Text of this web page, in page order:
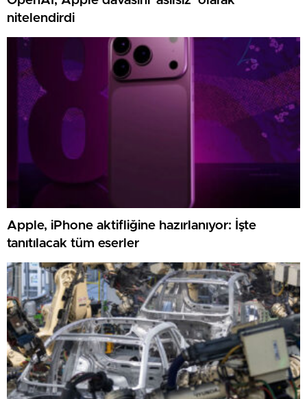
nitelendirdi
Apple, iPhone aktifliğine hazırlanıyor: İşte
tanıtılacak tüm eserler